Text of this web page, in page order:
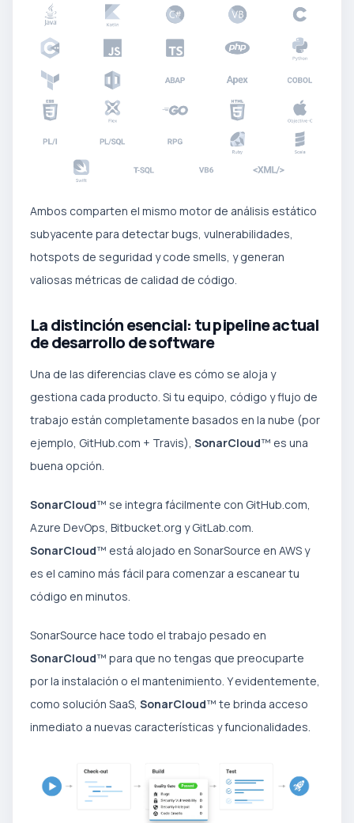
Ambos comparten el mismo motor de análisis estático
subyacente para detectar bugs, vulnerabilidades,
hotspots de seguridad y code smells, y generan
valiosas métricas de calidad de código.
La distinción esencial: tu pipeline actual
de desarrollo de software
Una de las diferencias clave es cómo se aloja y
gestiona cada producto. Si tu equipo, código y flujo de
trabajo están completamente basados en la nube (por
ejemplo, GitHub.com + Travis), SonarCloud™ es una
buena opción.
SonarCloud™ se integra fácilmente con GitHub.com,
Azure DevOps, Bitbucket.org y GitLab.com.
SonarCloud™ está alojado en SonarSource en AWS y
es el camino más fácil para comenzar a escanear tu
código en minutos.
SonarSource hace todo el trabajo pesado en
SonarCloud™ para que no tengas que preocuparte
por la instalación o el mantenimiento. Y evidentemente,
como solución SaaS, SonarCloud™ te brinda acceso
inmediato a nuevas características y funcionalidades.